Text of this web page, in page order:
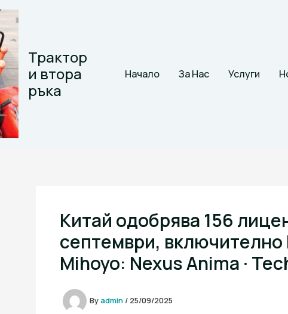
Трактор
и втора
ръка
Начало За Нас Услуги
Китай одобрява 156
септември, включително
Mihoyo: Nexus Anima ·
Byadmin / 25/09/2025